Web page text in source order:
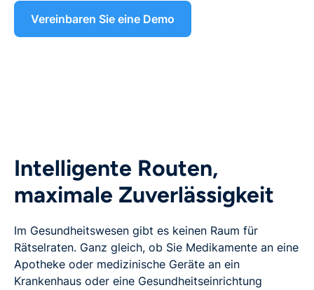
Vereinbaren Sie eine Demo
Intelligente Routen,
maximale Zuverlässigkeit
Im Gesundheitswesen gibt es keinen Raum für
Rätselraten. Ganz gleich, ob Sie Medikamente an eine
Apotheke oder medizinische Geräte an ein
Krankenhaus oder eine Gesundheitseinrichtung